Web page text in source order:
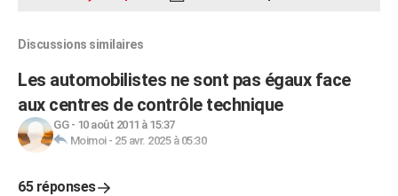
Discussions similaires
Les automobilistes ne sont pas égaux face
aux centres de contrôle technique
GG- 10 août 2011 à 15:37
Moimoi- 25 avr. 2025 à 05:30
65 réponses